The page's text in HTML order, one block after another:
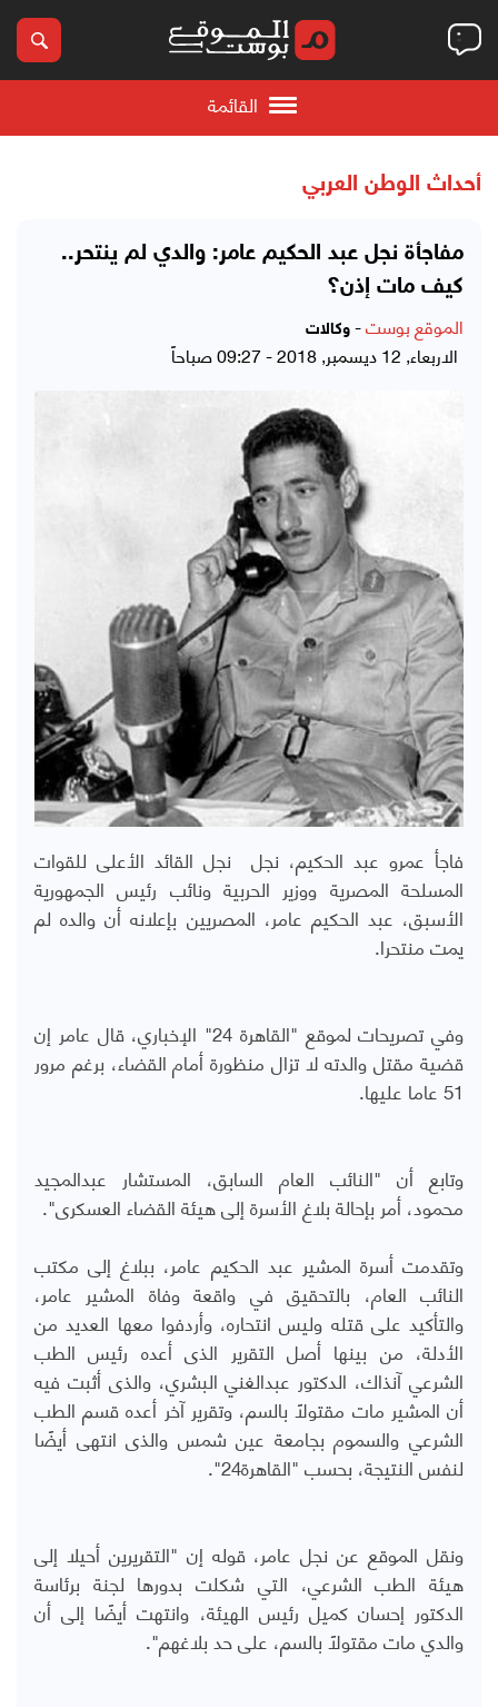
القائمة
أحداث الوطن العربي
مفاجأة نجل عبد الحكيم عامر: والدي لم ينتحر..
كيف مات إذن؟
الموقع بوست- وكالات
الاربعاء, 12 ديسمبر, 2018 - 09:27 صباحاً
فاجأ عمرو عبد الحكيم، نجل نجل القائد الأعلى للقوات
المسلحة المصرية ووزير الحربية ونائب رئيس الجمهورية
الأسبق، عبد الحكيم عامر، المصريين بإعلانه أن والده لم
يمت منتحرا.
وفي تصريحات لموقع "القاهرة 24" الإخباري، قال عامر إن
قضية مقتل والدته لا تزال منظورة أمام القضاء، برغم مرور
51 عاما عليها.
وتابع أن "النائب العام السابق، المستشار عبدالمجيد
محمود، أمر بإحالة بلاغ الأسرة إلى هيئة القضاء العسكرى".
وتقدمت أسرة المشير عبد الحكيم عامر، ببلاغ إلى مكتب
النائب العام، بالتحقيق في واقعة وفاة المشير عامر،
والتأكيد على قتله وليس انتحاره، وأردفوا معها العديد من
الأدلة، من بينها أصل التقرير الذى أعده رئيس الطب
الشرعي آنذاك، الدكتور عبدالغني البشري، والذى أثبت فيه
أن المشير مات مقتولًا بالسم، وتقرير آخر أعده قسم الطب
الشرعي والسموم بجامعة عين شمس والذى انتهى أيضًا
لنفس النتيجة، بحسب "القاهرة24".
ونقل الموقع عن نجل عامر، قوله إن "التقريرين أحيلا إلى
هيئة الطب الشرعي، التي شكلت بدورها لجنة برئاسة
الدكتور إحسان كميل رئيس الهيئة، وانتهت أيضًا إلى أن
والدي مات مقتولًا بالسم، على حد بلاغهم".